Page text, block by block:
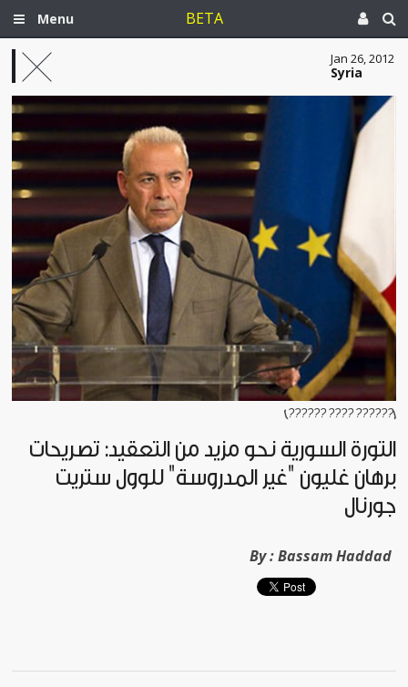
Menu BETA
Jan 26, 2012
Syria
[?????? ???? ??????]
الثورة السورية نحو مزيد من التعقيد: تصريحات
برهان غليون "غير المدروسة" للوول ستريت
جورنال
By :Bassam Haddad